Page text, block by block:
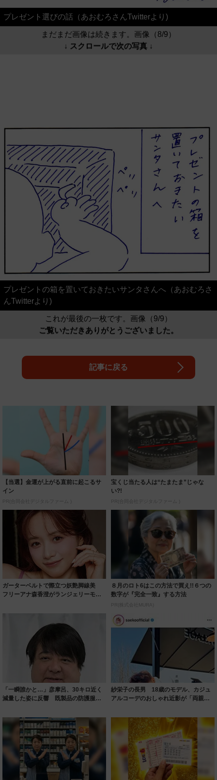
プレゼント選びの話（あおむろさんTwitterより)
まだまだ画像は続きます。画像（8/9）
↓ スクロールで次の写真 ↓
プレゼントの箱を置いておきたいサンタさんへ（あおむろさ
んTwitterより)
これが最後の一枚です。画像（9/9）
ご覧いただきありがとうございました。
記事に戻る
【当選】金運が上がる直前に起こるサ
イン
PR(合同会社デジタルファーム )
宝くじ当たる人は“たまたま”じゃな
い?!
PR(合同会社デジタルファーム )
ガーターベルトで際立つ妖艶脚線美
フリーアナ森香澄がランジェリーモデ
８月のロト6はこの方法で買え!!６つの
数字が『完全一致』する方法
PR(株式会社MURA)
「一瞬誰かと…」彦摩呂、30キロ近く
減量した姿に反響 既製品の防護服が
紗栄子の長男 18歳のモデル、カジュ
アルコーデのおしゃれ近影が「両親の